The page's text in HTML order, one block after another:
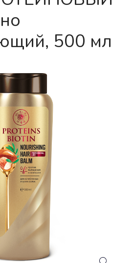
500 мл